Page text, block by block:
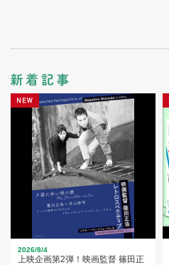
2026/8/4
上映企画第2弾！映画監督 篠田正